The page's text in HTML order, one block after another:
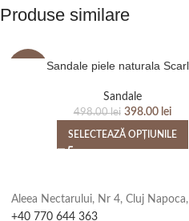
Produse similare
Sandale piele naturala
Sandale
498.00lei 398.00 lei
SELECTEAZĂ OPȚIUNILE
Aleea Nectarului, Nr 4, Cluj
+40 770 644 363